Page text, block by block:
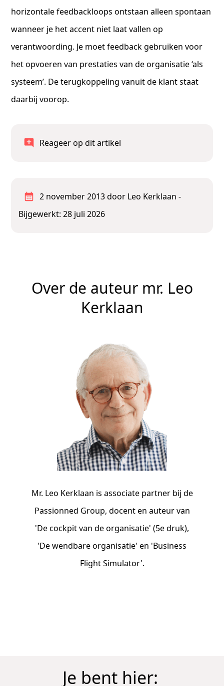
horizontale feedbackloops ontstaan alleen spontaan
wanneer je het accent niet laat vallen op
verantwoording. Je moet feedback gebruiken voor
het opvoeren van prestaties van de organisatie ‘als
systeem’. De terugkoppeling vanuit de klant staat
daarbij voorop.
Reageer op dit artikel
2 november 2013door Leo Kerklaan -
Bijgewerkt: 28 juli 2026
Over de auteur mr. Leo
Kerklaan
Mr. Leo Kerklaan is associate partner bij de
Passionned Group, docent en auteur van
'De cockpit van de organisatie' (5e druk),
'De wendbare organisatie' en 'Business
Flight Simulator'.
Je bent hier: